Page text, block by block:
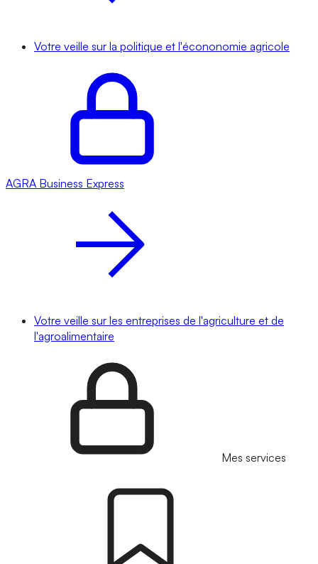
Votre veille sur la politique et l'écononomie agricole
AGRA Business Express
Votre veille sur les entreprises de l'agriculture et de
l'agroalimentaire
Mes services